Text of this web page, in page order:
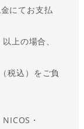
にてお支払
上の場合、
税込）をご負
・